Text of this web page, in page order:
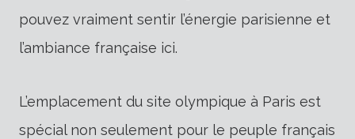
pouvez vraiment sentir l’énergie parisienne et
l’ambiance française ici.
L’emplacement du site olympique à Paris est
spécial non seulement pour le peuple français